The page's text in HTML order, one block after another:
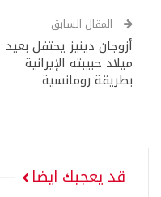
المقال السابق
أزوجان دينيز يحتفل بعيد
ميلاد حبيبته الإيرانية
بطريقة رومانسية
قد يعجبك ايضا